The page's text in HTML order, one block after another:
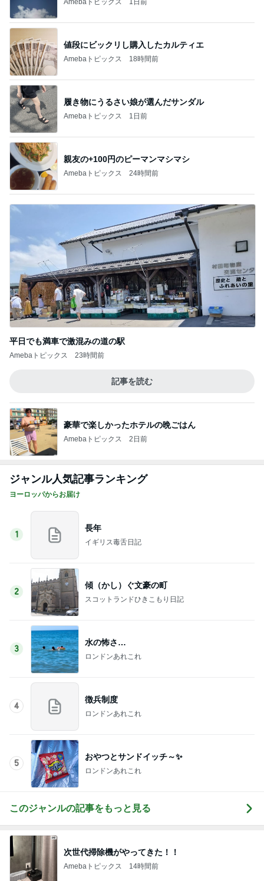
値段にビックリし購入したカルティエ
Amebaトピックス 18時間前
履き物にうるさい娘が選んだサンダル
Amebaトピックス 1日前
親友の+100円のピーマンマシマシ
Amebaトピックス 24時間前
平日でも満車で激混みの道の駅
Amebaトピックス 23時間前
記事を読む
豪華で楽しかったホテルの晩ごはん
Amebaトピックス 2日前
ジャンル人気記事ランキング
ヨーロッパからお届け
1
長年
イギリス毒舌日記
2
傾（かし）ぐ文豪の町
スコットランドひきこもり日記
3
水の怖さ…
ロンドンあれこれ
4
徴兵制度
ロンドンあれこれ
5
おやつとサンドイッチ～✨
ロンドンあれこれ
このジャンルの記事をもっと見る
次世代掃除機がやってきた！！
Amebaトピックス 14時間前